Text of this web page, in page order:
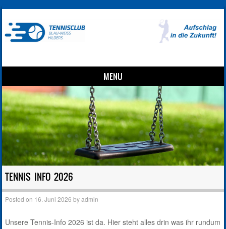
MENU
Skip to content
TENNIS INFO 2026
Posted on 16. Juni 2026 byadmin
Unsere Tennis-Info 2026 ist da. Hier steht alles drin was ihr rundum